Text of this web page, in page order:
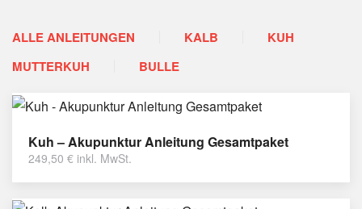
ALLE ANLEITUNGEN KALB
KUH
MUTTERKUH
BULLE
Kuh – Akupunktur Anleitung Gesamtpaket
249,50 € inkl. MwSt.